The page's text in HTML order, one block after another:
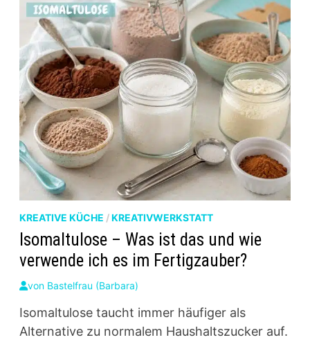
KREATIVE KÜCHE /KREATIVWERKSTATT
Isomaltulose – Was ist das und wie
verwende ich es im Fertigzauber?
von Bastelfrau (Barbara)
Isomaltulose taucht immer häufiger als
Alternative zu normalem Haushaltszucker auf.